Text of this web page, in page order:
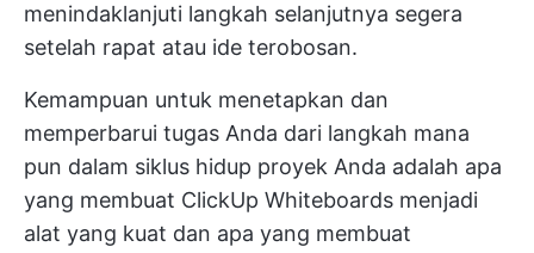
menindaklanjuti langkah selanjutnya segera
setelah rapat atau ide terobosan.
Kemampuan untuk menetapkan dan
memperbarui tugas Anda dari langkah mana
pun dalam siklus hidup proyek Anda adalah apa
yang membuat ClickUp Whiteboards menjadi
alat yang kuat dan apa yang membuat